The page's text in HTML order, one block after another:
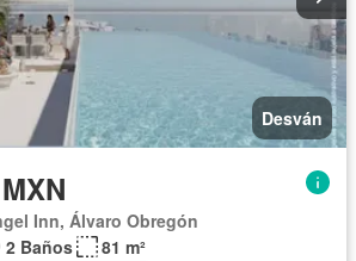
Desván
Inn, Álvaro Obregón
2 Baños
81 m²